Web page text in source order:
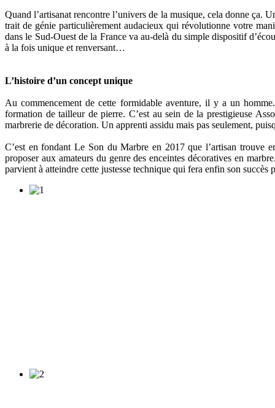
Quand l’artisanat rencontre l’univers de la musique, cela donne ça.
trait de génie particulièrement audacieux qui révolutionne votre
dans le Sud-Ouest de la France va au-delà du simple dispositif
à la fois unique et renversant…
L’histoire d’un concept unique
Au commencement de cette formidable aventure, il y a un
formation de tailleur de pierre. C’est au sein de la prestigieuse
marbrerie de décoration. Un apprenti assidu mais pas seulement,
C’est en fondant Le Son du Marbre en 2017 que l’artisan trouve
proposer aux amateurs du genre des enceintes décoratives en
parvient à atteindre cette justesse technique qui fera enfin son succès